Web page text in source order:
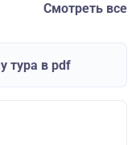
Смотреть все
тура в pdf